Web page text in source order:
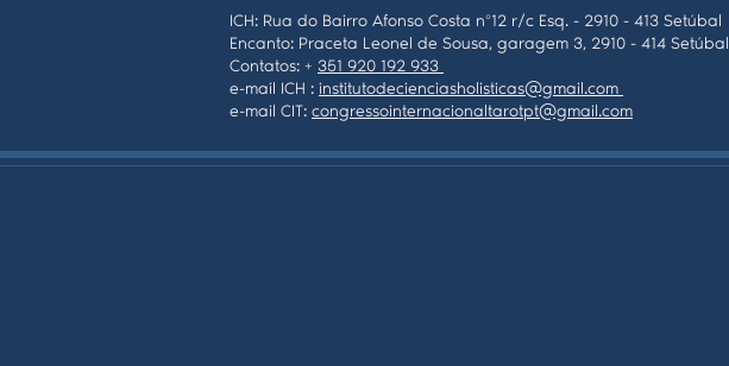
ICH: Rua do Bairro Afonso Costa nº12 r/c Esq. - 2910 - 413 Setúbal
Encanto: Praceta Leonel de Sousa, garagem 3, 2910 - 414 Setúbal
Contatos: + 351 920 192 933
e-mail ICH : institutodecienciasholisticas@gmail.com
e-mail CIT: congressointernacionaltarotpt@gmail.com